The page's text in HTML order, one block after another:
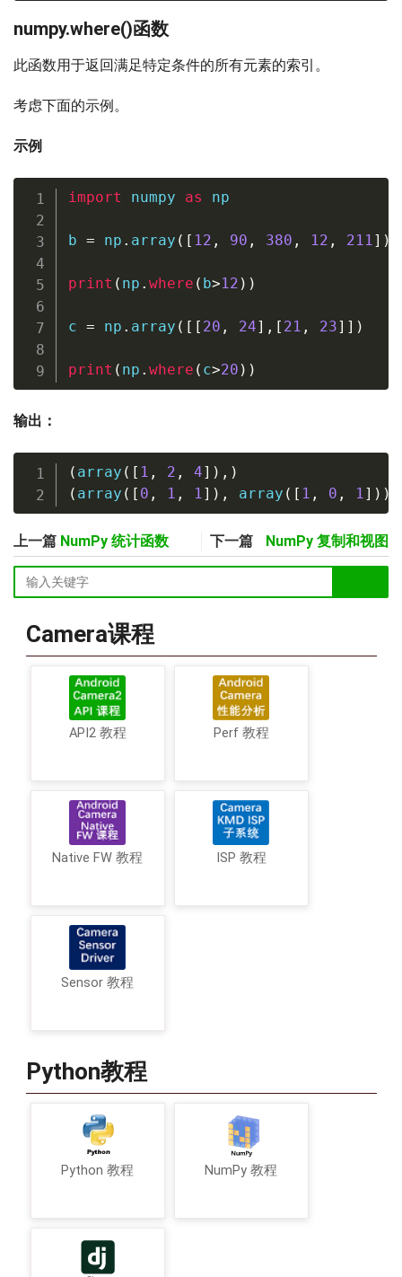
numpy.where()函数
此函数用于返回满足特定条件的所有元素的索引。
考虑下面的示例。
示例
import numpy as np
b = np . array ( [ 12 , 90 , 380 , 12 , 211] )
print ( np . where ( b>12 ) )
c = np . array ( [ [ 20 , 24] , [ 21 , 23] ] )
print ( np . where ( c>20 ) )
输出：
( array ( [ 1 , 2 , 4] ) , )
( array ( [ 0 , 1 , 1] ) , array ( [ 1 , 0 , 1] ) )
上一篇 NumPy 统计函数 下一篇 NumPy 复制和视图
Camera课程
API2 教程 Perf 教程
Native FW 教程 ISP 教程
Sensor 教程
Python教程
Python 教程 NumPy 教程